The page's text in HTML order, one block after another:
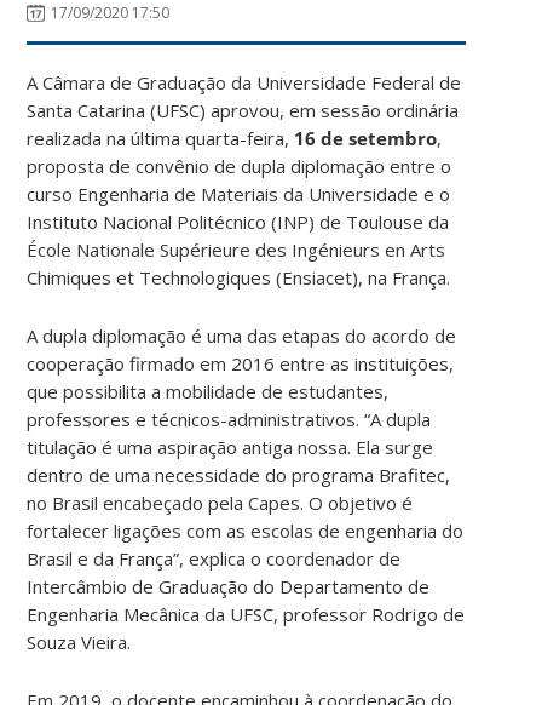
17/09/2020 17:50
A Câmara de Graduação da Universidade Federal de
Santa Catarina (UFSC) aprovou, em sessão ordinária
realizada na última quarta-feira, 16 de setembro,
proposta de convênio de dupla diplomação entre o
curso Engenharia de Materiais da Universidade e o
Instituto Nacional Politécnico (INP) de Toulouse da
École Nationale Supérieure des Ingénieurs en Arts
Chimiques et Technologiques (Ensiacet), na França.
A dupla diplomação é uma das etapas do acordo de
cooperação firmado em 2016 entre as instituições,
que possibilita a mobilidade de estudantes,
professores e técnicos-administrativos. “A dupla
titulação é uma aspiração antiga nossa. Ela surge
dentro de uma necessidade do programa Brafitec,
no Brasil encabeçado pela Capes. O objetivo é
fortalecer ligações com as escolas de engenharia do
Brasil e da França”, explica o coordenadorde
Intercâmbio de Graduação do Departamento de
Engenharia Mecânica da UFSC, professor Rodrigo de
Souza Vieira.
Em 2019, o docente encaminhou à coordenação do